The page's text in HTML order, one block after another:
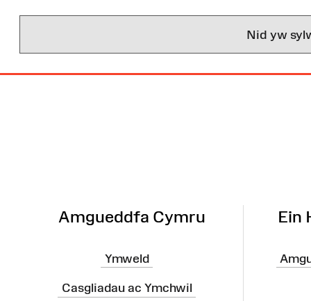
Nid yw
Amgueddfa Cymru
Ymweld
Casgliadau ac Ymchwil
Ein